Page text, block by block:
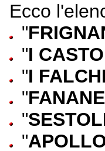
Ecco
"
"I
"I FALCHI
"
"
"